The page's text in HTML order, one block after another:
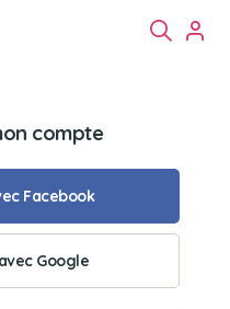
compte
Facebook
Google